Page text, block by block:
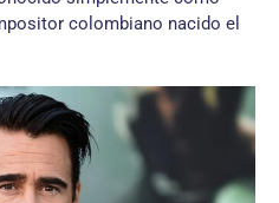
colombiano nacido el